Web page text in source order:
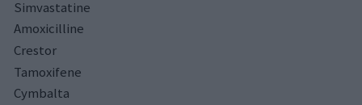
Simvastatine
Amoxicilline
Crestor
Tamoxifene
Cymbalta